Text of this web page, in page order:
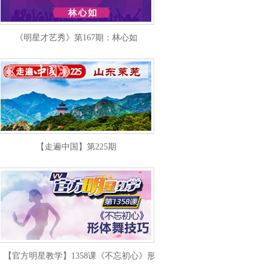
《明星才艺秀》第167期：林心如
【走遍中国】第225期
【官方明星教学】1358课《不忘初心》形体舞技巧